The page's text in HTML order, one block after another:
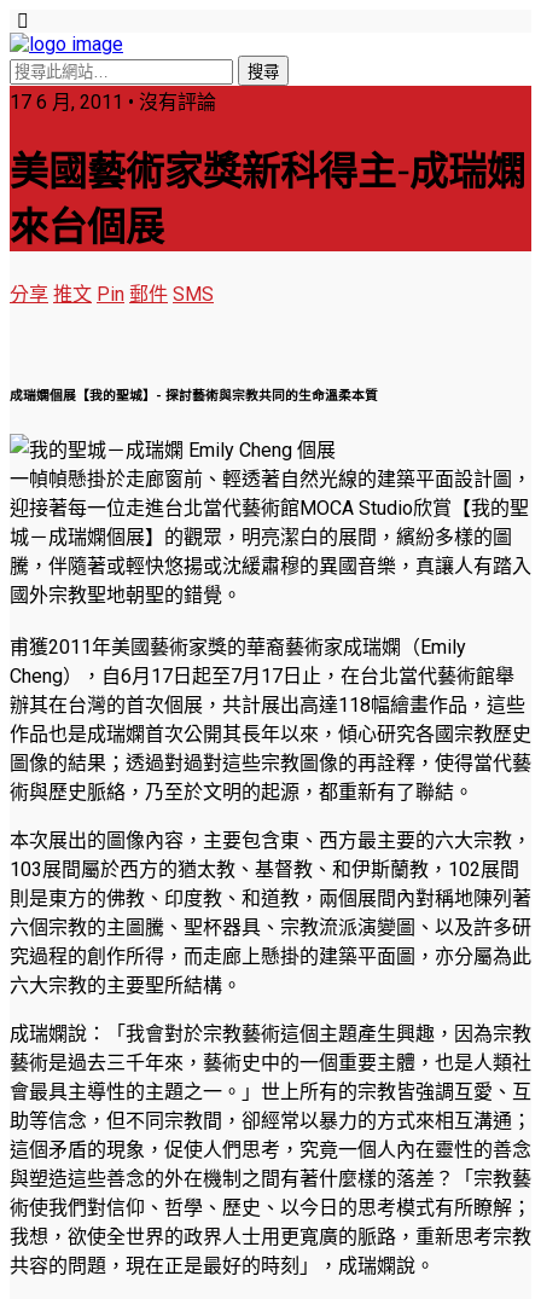
17 6 月, 2011 • 沒有評論
美國藝術家獎新科得主-成瑞嫻
來台個展
分享 推文 Pin 郵件 SMS
成瑞嫻個展【我的聖城】- 探討藝術與宗教共同的生命溫柔本質
一幀幀懸掛於走廊窗前、輕透著自然光線的建築平面設計圖，
迎接著每一位走進台北當代藝術館MOCA Studio欣賞【我的聖
城－成瑞嫻個展】的觀眾，明亮潔白的展間，繽紛多樣的圖
騰，伴隨著或輕快悠揚或沈緩肅穆的異國音樂，真讓人有踏入
國外宗教聖地朝聖的錯覺。
甫獲2011年美國藝術家獎的華裔藝術家成瑞嫻（Emily
Cheng），自6月17日起至7月17日止，在台北當代藝術館舉
辦其在台灣的首次個展，共計展出高達118幅繪畫作品，這些
作品也是成瑞嫻首次公開其長年以來，傾心研究各國宗教歷史
圖像的結果；透過對過對這些宗教圖像的再詮釋，使得當代藝
術與歷史脈絡，乃至於文明的起源，都重新有了聯結。
本次展出的圖像內容，主要包含東、西方最主要的六大宗教，
103展間屬於西方的猶太教、基督教、和伊斯蘭教，102展間
則是東方的佛教、印度教、和道教，兩個展間內對稱地陳列著
六個宗教的主圖騰、聖杯器具、宗教流派演變圖、以及許多研
究過程的創作所得，而走廊上懸掛的建築平面圖，亦分屬為此
六大宗教的主要聖所結構。
成瑞嫻說：「我會對於宗教藝術這個主題產生興趣，因為宗教
藝術是過去三千年來，藝術史中的一個重要主體，也是人類社
會最具主導性的主題之一。」世上所有的宗教皆強調互愛、互
助等信念，但不同宗教間，卻經常以暴力的方式來相互溝通；
這個矛盾的現象，促使人們思考，究竟一個人內在靈性的善念
與塑造這些善念的外在機制之間有著什麼樣的落差？「宗教藝
術使我們對信仰、哲學、歷史、以今日的思考模式有所瞭解；
我想，欲使全世界的政界人士用更寬廣的脈路，重新思考宗教
共容的問題，現在正是最好的時刻」，成瑞嫻說。